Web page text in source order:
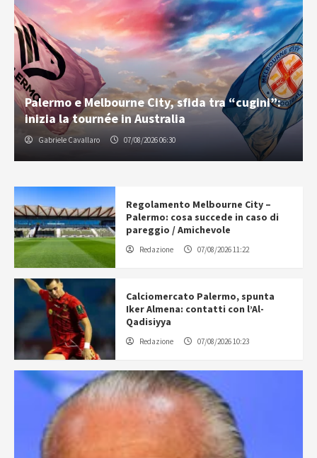
Palermo e Melbourne City, sfida tra “cugini”:
inizia la tournée in Australia
Gabriele Cavallaro 07/08/2026 06:30
Regolamento Melbourne City –
Palermo: cosa succede in caso di
pareggio / Amichevole
Redazione 07/08/2026 11:22
Calciomercato Palermo, spunta
Iker Almena: contatti con l’Al-
Qadisiyya
Redazione 07/08/2026 10:23